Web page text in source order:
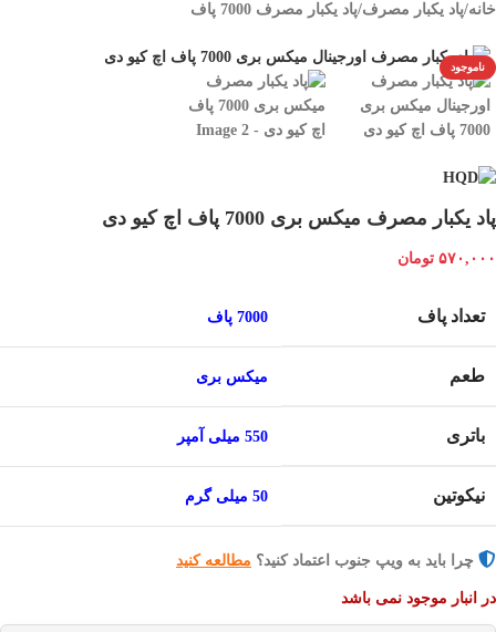
خانه/پاد یکبار مصرف/پاد یکبار مصرف 7000 پاف
ناموجود
پاد یکبار مصرف میکس بری 7000 پاف اچ کیو دی
۵۷۰,۰۰۰ تومان
تعداد پاف 7000 پاف
طعم میکس بری
باتری 550 میلی آمپر
نیکوتین 50 میلی گرم
چرا باید به ویپ جنوب اعتماد کنید؟ مطالعه کنید
در انبار موجود نمی باشد